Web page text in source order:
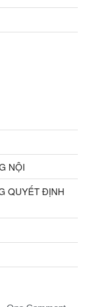
NỘI
QUYẾT ĐỊNH